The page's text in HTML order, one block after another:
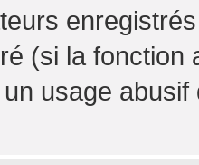
(si la fonction
usage